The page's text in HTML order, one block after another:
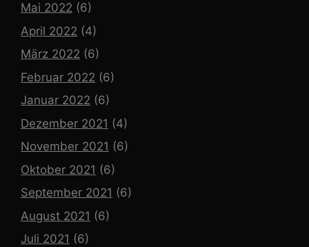
Mai 2022 (6)
April 2022 (4)
März 2022 (6)
Februar 2022 (6)
Januar 2022 (6)
Dezember 2021 (4)
November 2021 (6)
Oktober 2021 (6)
September 2021 (6)
August 2021 (6)
Juli 2021 (6)